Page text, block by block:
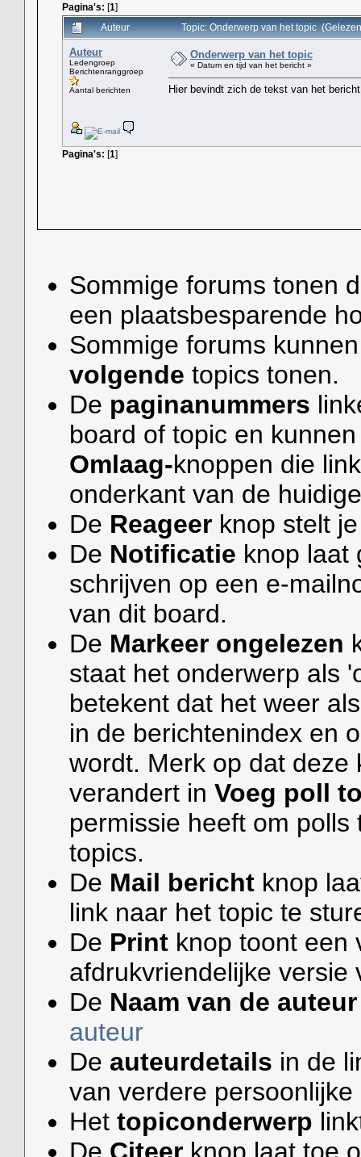
Pagina's: [1]
Auteur
Topic: Onderwerp van het topic
Auteur
Ledengroep
Berichtenranggroep
Aantal berichten
Onderwerp van het topic
« Datum en tijd van het bericht »
Hier bevindt zich de tekst van het
Pagina's: [1]
Sommige forums tonen
een plaatsbesparende
Sommige forums
volgende topics tonen.
De paginanummers
board of topic en
Omlaag-knoppen die
onderkant van de
De Reageerknop stelt
De Notificatie knop laat
schrijven op een e-
van dit board.
De Markeer ongelezen
staat het onderwerp als
betekent dat het weer
in de berichtenindex en
wordt. Merk op dat deze
verandert in Voeg poll
permissie heeft om
topics.
De Mail berichtknop
link naar het topic te
De Printknop toont een
afdrukvriendelijke versie
De Naam van de auteur
auteur
De auteurdetails in de
van verdere
Het topiconderwerp